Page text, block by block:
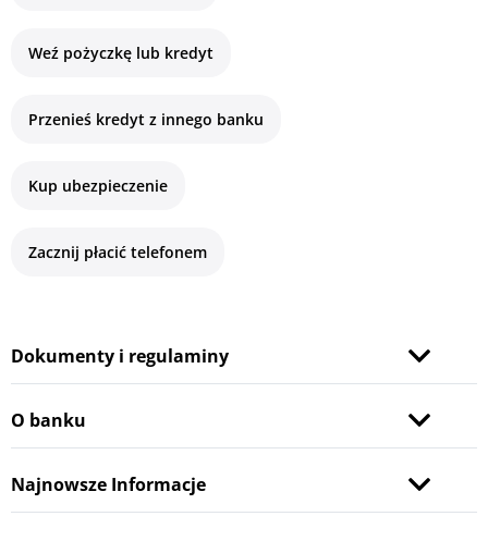
Weź pożyczkę lub kredyt
Przenieś kredyt z innego banku
Kup ubezpieczenie
Zacznij płacić telefonem
Dokumenty i regulaminy
O banku
Najnowsze Informacje